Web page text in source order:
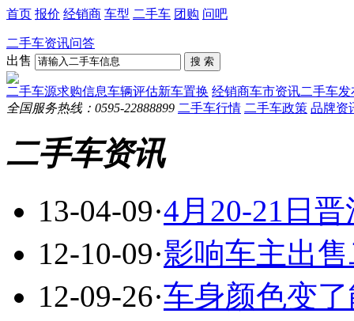
首页 报价 经销商 车型 二手车 团购 问吧
二手车资讯问答
出售
二手车源求购信息车辆评估新车置换 经销商车市资讯二手车发
全国服务热线： 0595-22888899 二手车行情 二手车政策 品牌资
二手车资讯
13-04-09·4月20-21日
12-10-09·影响车主出
12-09-26·车身颜色变